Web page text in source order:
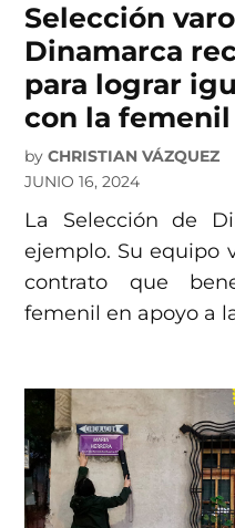
Selección
Dinamarca
para lograr
con la femenil
by CHRISTIAN VÁZQUEZ
JUNIO 16, 2024
La Selección de
ejemplo. Su equipo
contrato que
femenil en apoyo a